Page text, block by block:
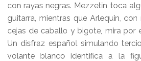
con rayas negras. Mezzetin toca
guitarra, mientras que Arlequin,
cejas de caballo y bigote, mira por
Un disfraz español simulando
volante blanco identifica a la